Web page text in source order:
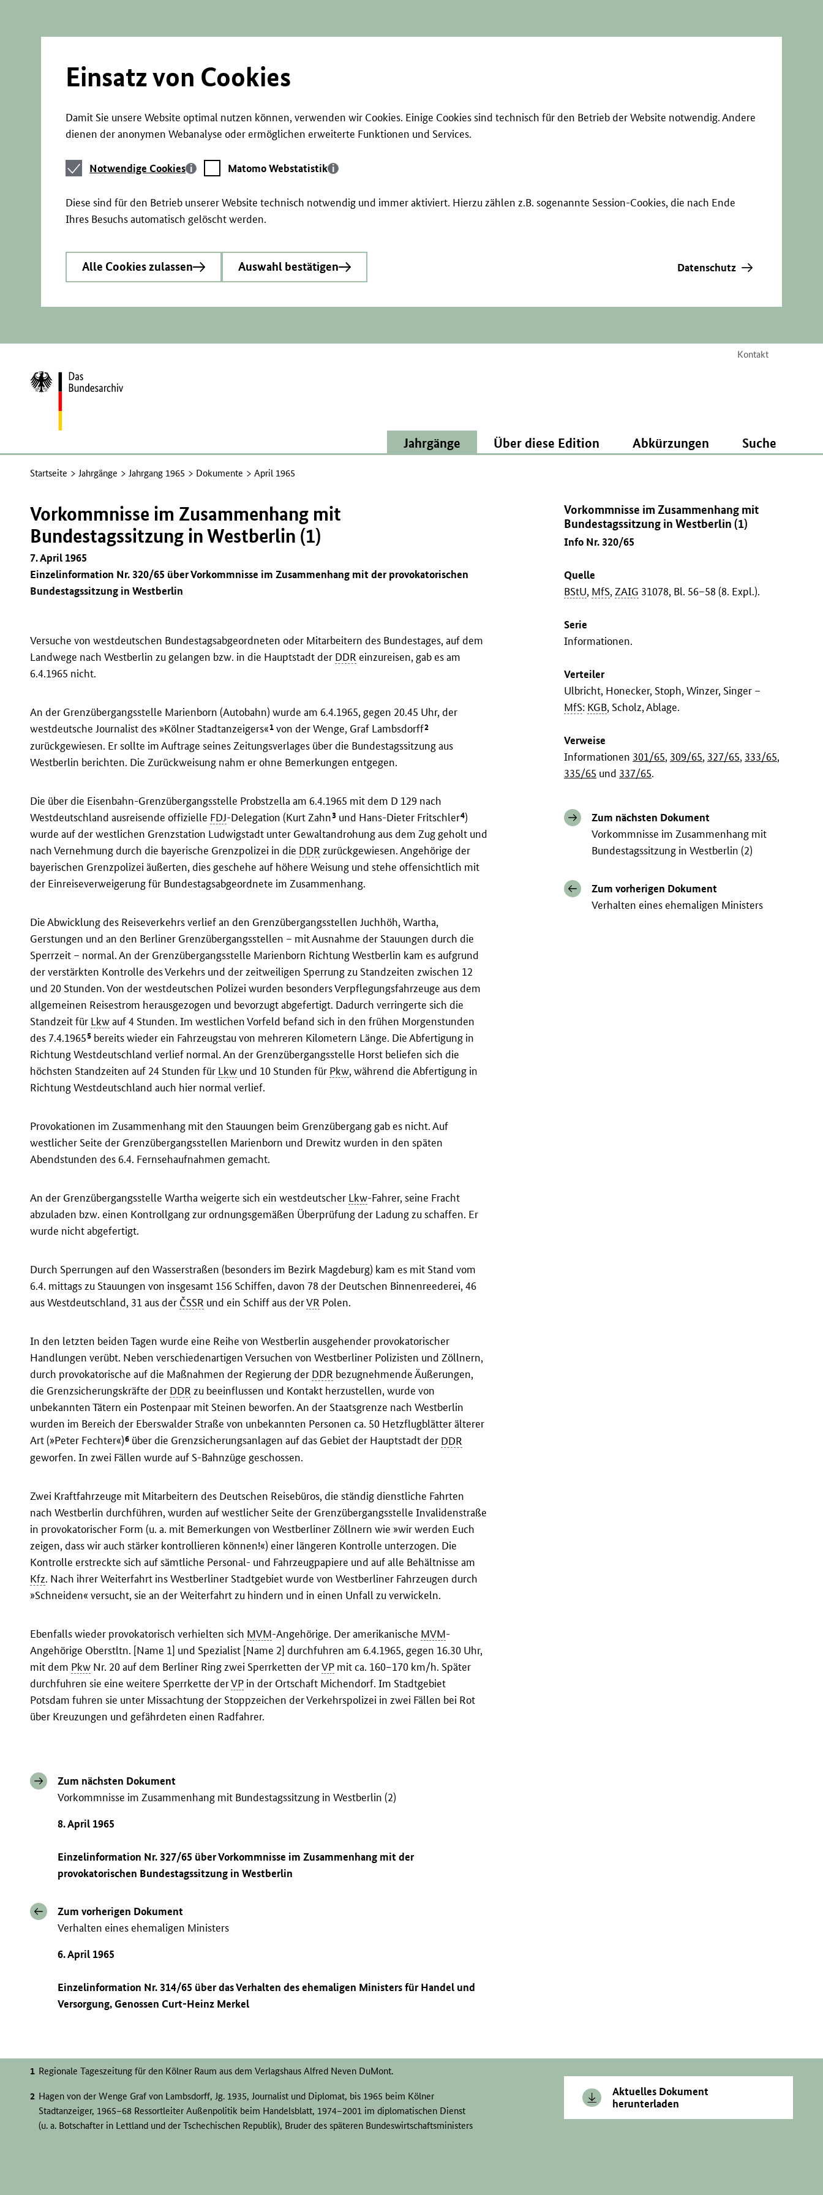
Einsatz von Cookies
Damit Sie unsere Website optimal nutzen können, verwenden wir Cookies. Einige Cookies sind technisch für den Betrieb der Website notwendig. Andere
dienen der anonymen Webanalyse oder ermöglichen erweiterte Funktionen und Services.
Notwendige
Cookies
Notwendige Cookies
Matomo
Webstatistik
Matomo Webstatistik
Diese sind für den Betrieb unserer Website technisch notwendig und immer aktiviert. Hierzu zählen z.B. sogenannte Session-Cookies, die nach Ende
Ihres Besuchs automatisch gelöscht werden.
Alle Cookies zulassen Auswahl bestätigen Datenschutz
Kontakt
Zur
Startseite
Jahrgänge Über diese Edition Abkürzungen Suche
Startseite Jahrgänge Jahrgang 1965 Dokumente April 1965
Vorkommnisse im Zusammenhang mit
Bundestagssitzung in Westberlin (1)
Info Nr. 320/65
Quelle
BStU, MfS,ZAIG 31078, Bl. 56–58 (8. Expl.).
Serie
Informationen.
Verteiler
Ulbricht, Honecker, Stoph, Winzer, Singer –
MfS: KGB, Scholz, Ablage.
Verweise
Informationen 301/65, 309/65, 327/65, 333/65,
335/65 und 337/65.
Zum nächsten Dokument
Vorkommnisse im Zusammenhang mit
Bundestagssitzung in Westberlin (2)
Zum vorherigen Dokument
Verhalten eines ehemaligen Ministers
Vorkommnisse im Zusammenhang mit
Bundestagssitzung in Westberlin (1)
7. April 1965
Einzelinformation Nr. 320/65 über Vorkommnisse im Zusammenhang mit der provokatorischen
Bundestagssitzung in Westberlin
Versuche von westdeutschen Bundestagsabgeordneten oder Mitarbeitern des Bundestages, auf dem
Landwege nach Westberlin zu gelangen bzw. in die Hauptstadt der DDR einzureisen, gab es am
6.4.1965 nicht.
An der Grenzübergangsstelle Marienborn (Autobahn) wurde am 6.4.1965, gegen 20.45 Uhr, der
westdeutsche Journalist des »Kölner Stadtanzeigers«1 von der Wenge, Graf Lambsdorff2
zurückgewiesen. Er sollte im Auftrage seines Zeitungsverlages über die Bundestagssitzung aus
Westberlin berichten. Die Zurückweisung nahm er ohne Bemerkungen entgegen.
Die über die Eisenbahn-Grenzübergangsstelle Probstzella am 6.4.1965 mit dem D 129 nach
Westdeutschland ausreisende offizielle FDJ-Delegation (Kurt Zahn3 und Hans-Dieter Fritschler4)
wurde auf der westlichen Grenzstation Ludwigstadt unter Gewaltandrohung aus dem Zug geholt und
nach Vernehmung durch die bayerische Grenzpolizei in die DDR zurückgewiesen. Angehörige der
bayerischen Grenzpolizei äußerten, dies geschehe auf höhere Weisung und stehe offensichtlich mit
der Einreiseverweigerung für Bundestagsabgeordnete im Zusammenhang.
Die Abwicklung des Reiseverkehrs verlief an den Grenzübergangsstellen Juchhöh, Wartha,
Gerstungen und an den Berliner Grenzübergangsstellen – mit Ausnahme der Stauungen durch die
Sperrzeit – normal. An der Grenzübergangsstelle Marienborn Richtung Westberlin kam es aufgrund
der verstärkten Kontrolle des Verkehrs und der zeitweiligen Sperrung zu Standzeiten zwischen 12
und 20 Stunden. Von der westdeutschen Polizei wurden besonders Verpflegungsfahrzeuge aus dem
allgemeinen Reisestrom herausgezogen und bevorzugt abgefertigt. Dadurch verringerte sich die
Standzeit für Lkwauf 4 Stunden. Im westlichen Vorfeld befand sich in den frühen Morgenstunden
des 7.4.19655 bereits wieder ein Fahrzeugstau von mehreren Kilometern Länge. Die Abfertigung in
Richtung Westdeutschland verlief normal. An der Grenzübergangsstelle Horst beliefen sich die
höchsten Standzeiten auf 24 Stunden für Lkw und 10 Stunden für Pkw, während die Abfertigung in
Richtung Westdeutschland auch hier normal verlief.
Provokationen im Zusammenhang mit den Stauungen beim Grenzübergang gab es nicht. Auf
westlicher Seite der Grenzübergangsstellen Marienborn und Drewitz wurden in den späten
Abendstunden des 6.4. Fernsehaufnahmen gemacht.
An der Grenzübergangsstelle Wartha weigerte sich ein westdeutscher Lkw-Fahrer, seine Fracht
abzuladen bzw. einen Kontrollgang zur ordnungsgemäßen Überprüfung der Ladung zu schaffen. Er
wurde nicht abgefertigt.
Durch Sperrungen auf den Wasserstraßen (besonders im Bezirk Magdeburg) kam es mit Stand vom
6.4. mittags zu Stauungen von insgesamt 156 Schiffen, davon 78 der Deutschen Binnenreederei, 46
aus Westdeutschland, 31 aus der ČSSR und ein Schiff aus derVR Polen.
In den letzten beiden Tagen wurde eine Reihe von Westberlin ausgehender provokatorischer
Handlungen verübt. Neben verschiedenartigen Versuchen von Westberliner Polizisten und Zöllnern,
durch provokatorische auf die Maßnahmen der Regierung der DDR bezugnehmende Äußerungen,
die Grenzsicherungskräfte der DDR zu beeinflussen und Kontakt herzustellen, wurde von
unbekannten Tätern ein Postenpaar mit Steinen beworfen. An der Staatsgrenze nach Westberlin
wurden im Bereich der Eberswalder Straße von unbekannten Personen ca. 50 Hetzflugblätter älterer
Art (»Peter Fechter«)6 über die Grenzsicherungsanlagen auf das Gebiet der Hauptstadt der DDR
geworfen. In zwei Fällen wurde auf S-Bahnzüge geschossen.
Zwei Kraftfahrzeuge mit Mitarbeitern des Deutschen Reisebüros, die ständig dienstliche Fahrten
nach Westberlin durchführen, wurden auf westlicher Seite der Grenzübergangsstelle Invalidenstraße
in provokatorischer Form (u. a. mit Bemerkungen von Westberliner Zöllnern wie »wir werden Euch
zeigen, dass wir auch stärker kontrollieren können!«) einer längeren Kontrolle unterzogen. Die
Kontrolle erstreckte sich auf sämtliche Personal- und Fahrzeugpapiere und auf alle Behältnisse am
Kfz. Nach ihrer Weiterfahrt ins Westberliner Stadtgebiet wurde von Westberliner Fahrzeugen durch
»Schneiden« versucht, sie an der Weiterfahrt zu hindern und in einen Unfall zu verwickeln.
Ebenfalls wieder provokatorisch verhielten sich MVM-Angehörige. Der amerikanische MVM-
Angehörige Oberstltn. [Name 1] und Spezialist [Name 2] durchfuhren am 6.4.1965, gegen 16.30 Uhr,
mit dem Pkw Nr. 20 auf dem Berliner Ring zwei Sperrketten derVP mit ca. 160–170 km/h. Später
durchfuhren sie eine weitere Sperrkette derVP in der Ortschaft Michendorf. Im Stadtgebiet
Potsdam fuhren sie unter Missachtung der Stoppzeichen der Verkehrspolizei in zwei Fällen bei Rot
über Kreuzungen und gefährdeten einen Radfahrer.
Zum nächsten Dokument
Vorkommnisse im Zusammenhang mit Bundestagssitzung in Westberlin (2)
8. April 1965
Einzelinformation Nr. 327/65 über Vorkommnisse im Zusammenhang mit der
provokatorischen Bundestagssitzung in Westberlin
Zum vorherigen Dokument
Verhalten eines ehemaligen Ministers
6. April 1965
Einzelinformation Nr. 314/65 über das Verhalten des ehemaligen Ministers für Handel und
Versorgung, Genossen Curt-Heinz Merkel
Regionale Tageszeitung für den Kölner Raum aus dem Verlagshaus Alfred Neven DuMont.
Hagen von der Wenge Graf von Lambsdorff, Jg. 1935, Journalist und Diplomat, bis 1965 beim Kölner
Stadtanzeiger, 1965–68 Ressortleiter Außenpolitik beim Handelsblatt, 1974–2001 im diplomatischen Dienst
(u. a. Botschafter in Lettland und der Tschechischen Republik), Bruder des späteren Bundeswirtschaftsministers
Aktuelles Dokument
herunterladen